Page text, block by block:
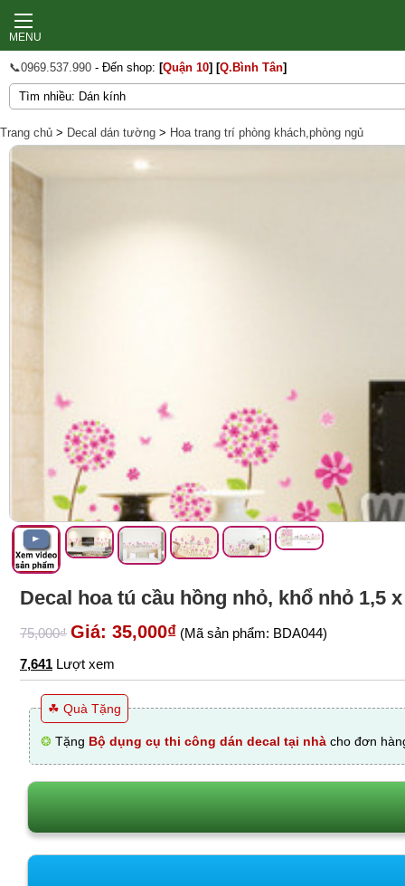
MENU
📞0969.537.990 - Đến shop: [Quận 10] [Q.Bình Tân]
Trang chủ > Decal dán tường > Hoa trang trí phòng khách,phòng ngủ
Decal hoa tú cầu hồng nhỏ, khổ nhỏ 1,5
75,000₫ Giá: 35,000₫ (Mã sản phẩm: BDA044)
7,641 Lượt xem
☘ Quà Tặng
❂ Tặng Bộ dụng cụ thi công dán decal tại nhà cho đơn